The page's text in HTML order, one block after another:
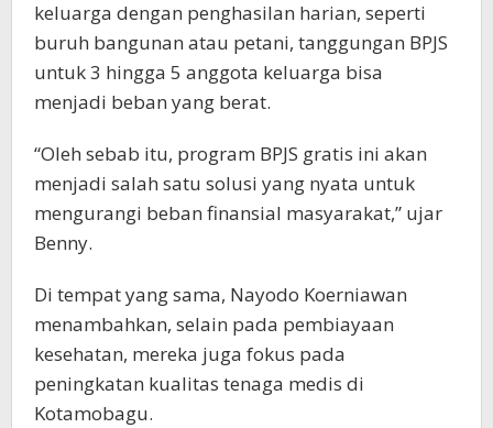
keluarga dengan penghasilan harian, seperti
buruh bangunan atau petani, tanggungan BPJS
untuk 3 hingga 5 anggota keluarga bisa
menjadi beban yang berat.
“Oleh sebab itu, program BPJS gratis ini akan
menjadi salah satu solusi yang nyata untuk
mengurangi beban finansial masyarakat,” ujar
Benny.
Di tempat yang sama, Nayodo Koerniawan
menambahkan, selain pada pembiayaan
kesehatan, mereka juga fokus pada
peningkatan kualitas tenaga medis di
Kotamobagu.